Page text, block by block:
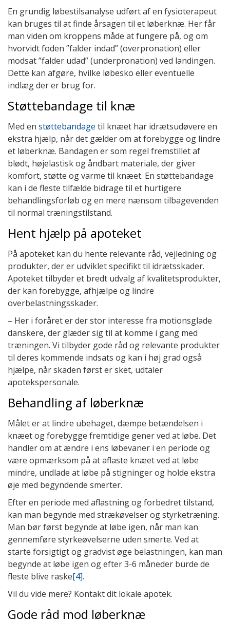
En grundig løbestilsanalyse udført af en fysioterapeut
kan bruges til at finde årsagen til et løberknæ. Her får
man viden om kroppens måde at fungere på, og om
hvorvidt foden ”falder indad” (overpronation) eller
modsat ”falder udad” (underpronation) ved landingen.
Dette kan afgøre, hvilke løbesko eller eventuelle
indlæg der er brug for.
Støttebandage til knæ
Med en støttebandage til knæet har idrætsudøvere en
ekstra hjælp, når det gælder om at forebygge og lindre
et løberknæ. Bandagen er som regel fremstillet af
blødt, højelastisk og åndbart materiale, der giver
komfort, støtte og varme til knæet. En støttebandage
kan i de fleste tilfælde bidrage til et hurtigere
behandlingsforløb og en mere nænsom tilbagevenden
til normal træningstilstand.
Hent hjælp på apoteket
På apoteket kan du hente relevante råd, vejledning og
produkter, der er udviklet specifikt til idrætsskader.
Apoteket tilbyder et bredt udvalg af kvalitetsprodukter,
der kan forebygge, afhjælpe og lindre
overbelastningsskader.
– Her i foråret er der stor interesse fra motionsglade
danskere, der glæder sig til at komme i gang med
træningen. Vi tilbyder gode råd og relevante produkter
til deres kommende indsats og kan i høj grad også
hjælpe, når skaden først er sket, udtaler
apotekspersonale.
Behandling af løberknæ
Målet er at lindre ubehaget, dæmpe betændelsen i
knæet og forebygge fremtidige gener ved at løbe. Det
handler om at ændre i ens løbevaner i en periode og
være opmærksom på at aflaste knæet ved at løbe
mindre, undlade at løbe på stigninger og holde ekstra
øje med begyndende smerter.
Efter en periode med aflastning og forbedret tilstand,
kan man begynde med strækøvelser og styrketræning.
Man bør først begynde at løbe igen, når man kan
gennemføre styrkeøvelserne uden smerte. Ved at
starte forsigtigt og gradvist øge belastningen, kan man
begynde at løbe igen og efter 3-6 måneder burde de
fleste blive raske[4].
Vil du vide mere? Kontakt dit lokale apotek.
Gode råd mod løberknæ